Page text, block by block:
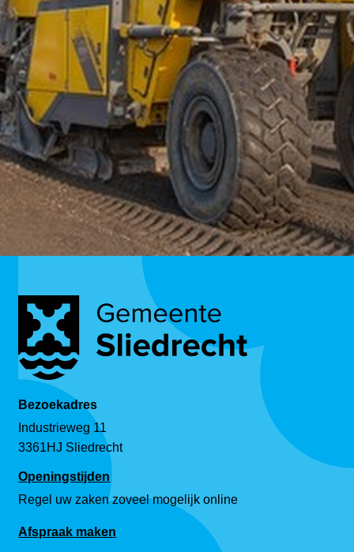
Bezoekadres
Industrieweg 11
3361HJ Sliedrecht
Openingstijden
Regel uw zaken zoveel mogelijk online
Afspraak maken